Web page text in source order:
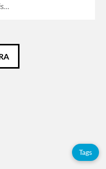
Tags